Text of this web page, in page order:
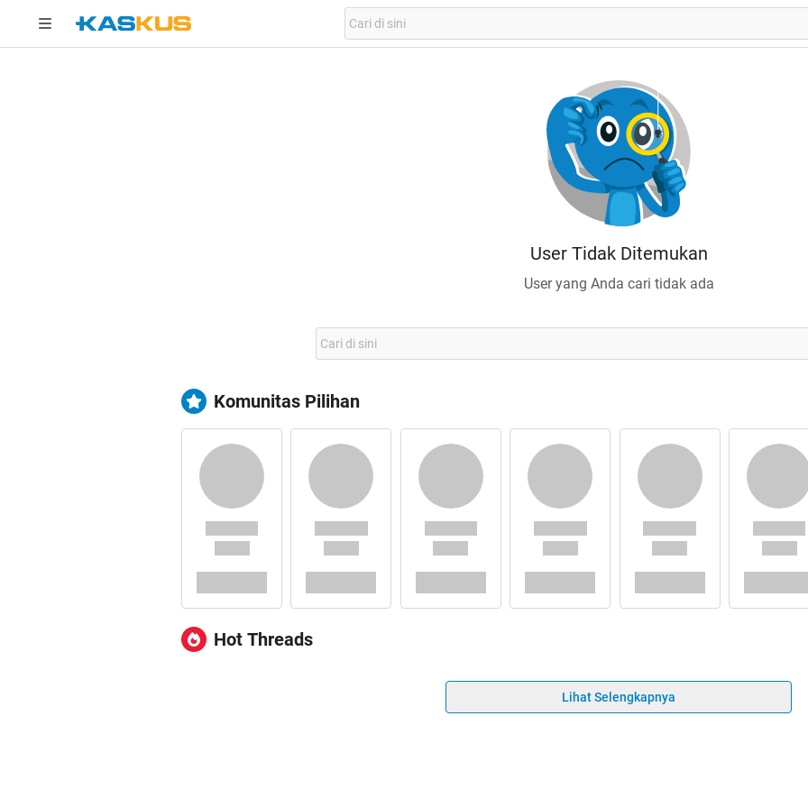
User Tidak Ditemukan
User yang Anda cari tidak ada
Komunitas Pilihan
Hot Threads
Lihat Selengkapnya